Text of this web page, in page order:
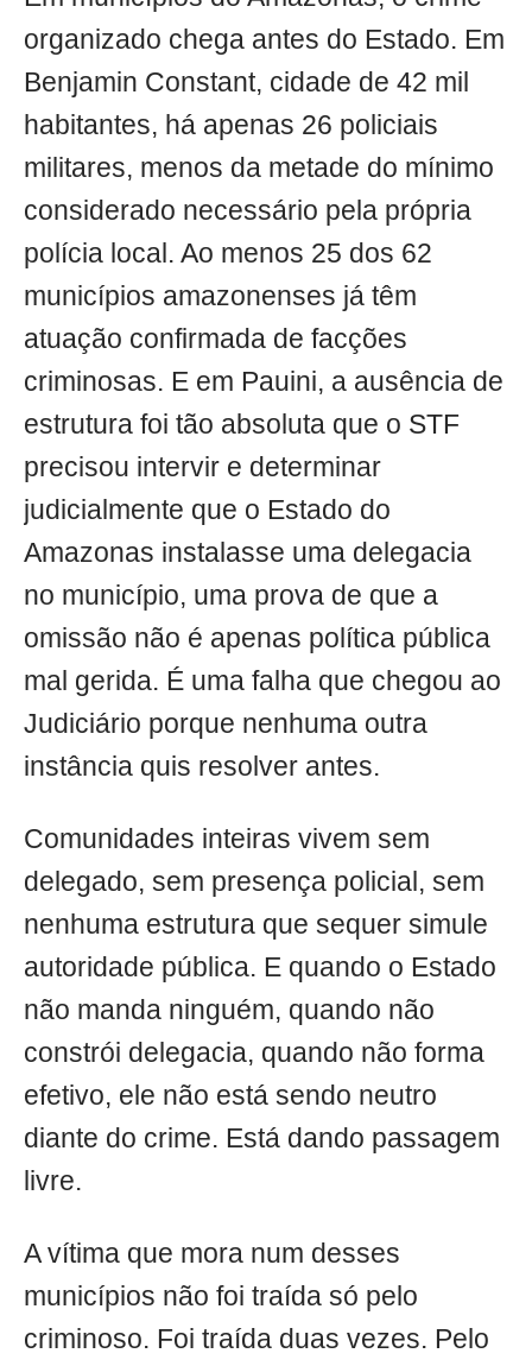
organizado chega antes do Estado. Em
Benjamin Constant, cidade de 42 mil
habitantes, há apenas 26 policiais
militares, menos da metade do mínimo
considerado necessário pela própria
polícia local. Ao menos 25 dos 62
municípios amazonenses já têm
atuação confirmada de facções
criminosas. E em Pauini, a ausência de
estrutura foi tão absoluta que o STF
precisou intervir e determinar
judicialmente que o Estado do
Amazonas instalasse uma delegacia
no município, uma prova de que a
omissão não é apenas política pública
mal gerida. É uma falha que chegou ao
Judiciário porque nenhuma outra
instância quis resolver antes.
Comunidades inteiras vivem sem
delegado, sem presença policial, sem
nenhuma estrutura que sequer simule
autoridade pública. E quando o Estado
não manda ninguém, quando não
constrói delegacia, quando não forma
efetivo, ele não está sendo neutro
diante do crime. Está dando passagem
livre.
A vítima que mora num desses
municípios não foi traída só pelo
criminoso. Foi traída duas vezes. Pelo